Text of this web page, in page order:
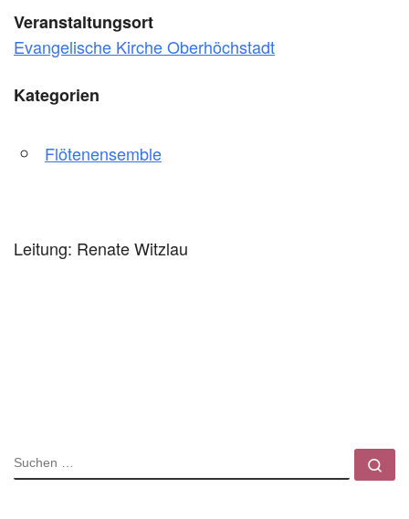
Veranstaltungsort
Evangelische Kirche Oberhöchstadt
Kategorien
Flötenensemble
Leitung: Renate Witzlau
SUCHE